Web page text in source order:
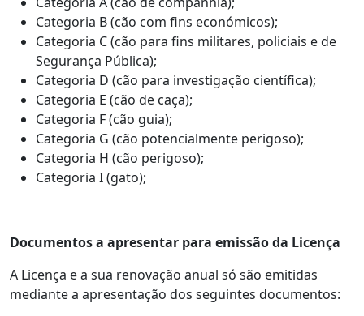
Categoria B (cão com fins económicos);
Categoria C (cão para fins militares, policiais e de
Segurança Pública);
Categoria D (cão para investigação científica);
Categoria E (cão de caça);
Categoria F (cão guia);
Categoria G (cão potencialmente perigoso);
Categoria H (cão perigoso);
Categoria I (gato);
Documentos a apresentar para emissão da Licença
A Licença e a sua renovação anual só são emitidas
mediante a apresentação dos seguintes documentos: